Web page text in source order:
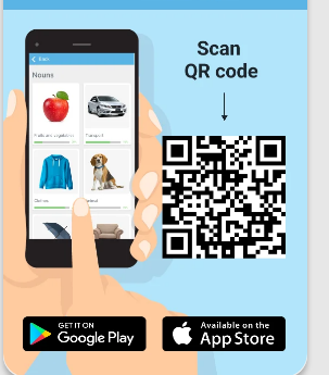
Пн Сер Чц
Сб Нядз
Штодзённы прагрэс
Штомесячны прагрэс
Агульны прагрэс